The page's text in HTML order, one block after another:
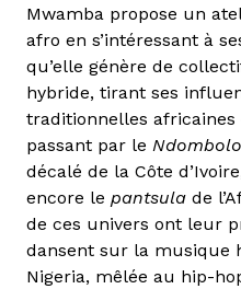
Mwamba propose un
afro en s’intéressant à
qu’elle génère de
hybride, tirant ses
traditionnelles africaines
passant par le Ndombolo
décalé de la Côte
encore le pantsula de
de ces univers ont leur
dansent sur la musique
Nigeria, mêlée au hip-